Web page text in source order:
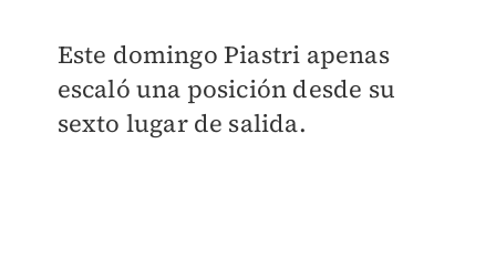
Este domingo Piastri apenas
escaló una posición desde su
sexto lugar de salida.